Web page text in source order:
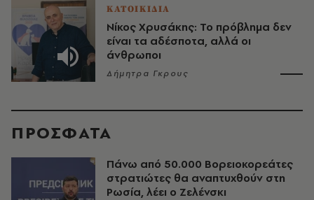
ΚΑΤΟΙΚΙΔΙΑ
Νίκος Χρυσάκης: Το πρόβλημα δεν
είναι τα αδέσποτα, αλλά οι
άνθρωποι
Δήμητρα Γκρους
ΠΡΟΣΦΑΤΑ
Πάνω από 50.000 Βορειοκορεάτες
στρατιώτες θα αναπτυχθούν στη
Ρωσία, λέει ο Ζελένσκι